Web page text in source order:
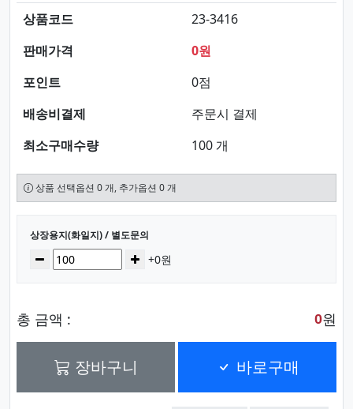
상품코드
23-3416
판매가격
0원
포인트
0점
배송비결제
주문시 결제
최소구매수량
100 개
상품 선택옵션 0 개, 추가옵션 0 개
선택된 옵션
상장용지(화일지) / 별도문의
수량감소 증가+0원
총 금액 : 0원
장바구니 바로구매